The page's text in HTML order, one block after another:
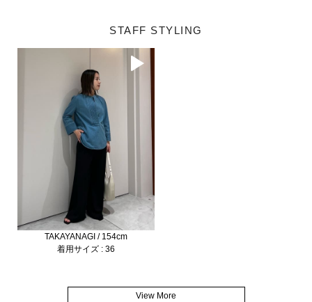
まります。同素材のパンツとのコーディネートもおすすめです。
パンツ品番：61-109-07-030292
詳細はこちら
■こちらは手洗い可能な商品です。
ESSENCEOFLUXURY 商品一覧
STAFF STYLING
TAKAYANAGI / 154cm
着用サイズ : 36
View More